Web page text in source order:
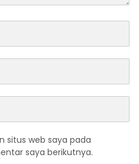
situs web saya pada
saya berikutnya.